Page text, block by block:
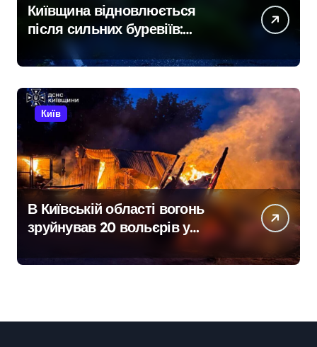
Київщина відновлюється
після сильних буревіїв:
пошкоджено 62 будинки,
понад 18 тисяч родин
залишились без електрики
Київ
В Київській області вогонь
зруйнував 20 вольєрів у